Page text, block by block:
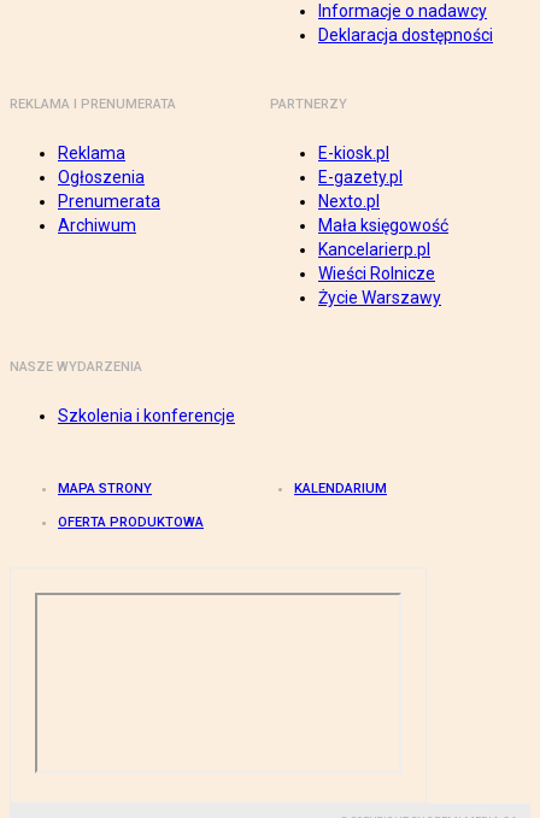
Informacje o nadawcy
Deklaracja dostępności
REKLAMA I PRENUMERATA
Reklama
Ogłoszenia
Prenumerata
Archiwum
PARTNERZY
E-kiosk.pl
E-gazety.pl
Nexto.pl
Mała księgowość
Kancelarierp.pl
Wieści Rolnicze
Życie Warszawy
NASZE WYDARZENIA
Szkolenia i konferencje
MAPA STRONY KALENDARIUM
OFERTA PRODUKTOWA